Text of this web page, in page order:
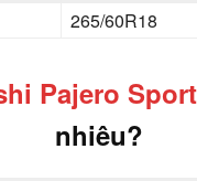
265/60R18
Pajero
nhiêu?